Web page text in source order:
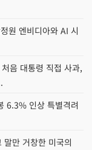
원 엔비디아와 AI 시
음 대통령 직접 사과,
6.3% 인상 특별격려
만 거창한 미국의